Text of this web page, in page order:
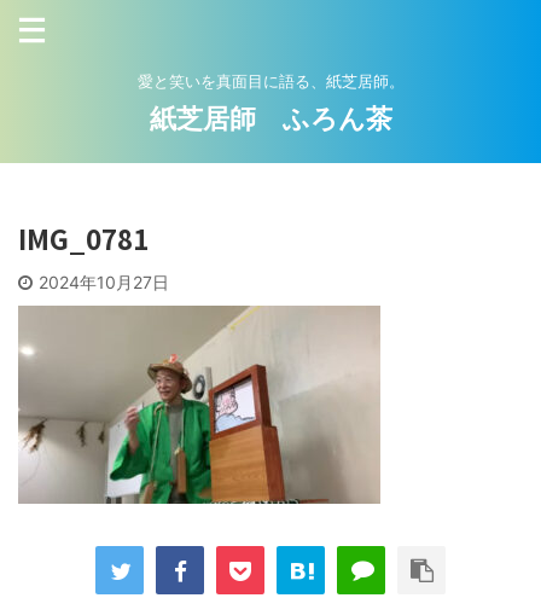
愛と笑いを真面目に語る、紙芝居師。
紙芝居師 ふろん茶
IMG_0781
2024年10月27日